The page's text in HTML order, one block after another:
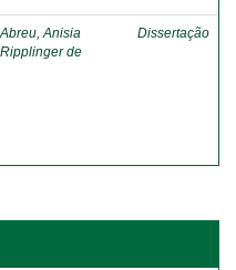
Abreu, Anisia
Ripplinger de
Dissertação